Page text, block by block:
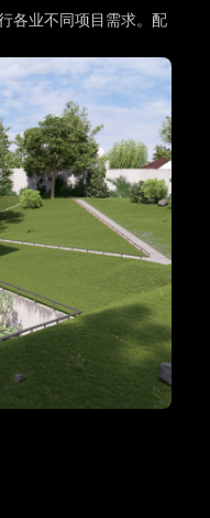
各业不同项目需求。配